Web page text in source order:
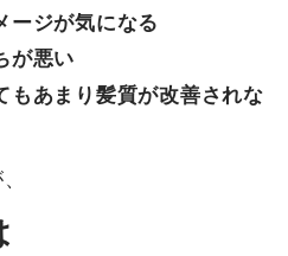
ージが気になる
が悪い
もあまり髪質が改善されな